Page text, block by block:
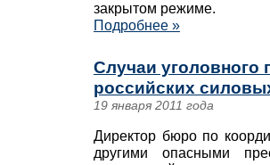
закрытом режиме.
Подробнее »
Случаи уголовного
российских
19 января 2011 года
Директор бюро по
другими опасными